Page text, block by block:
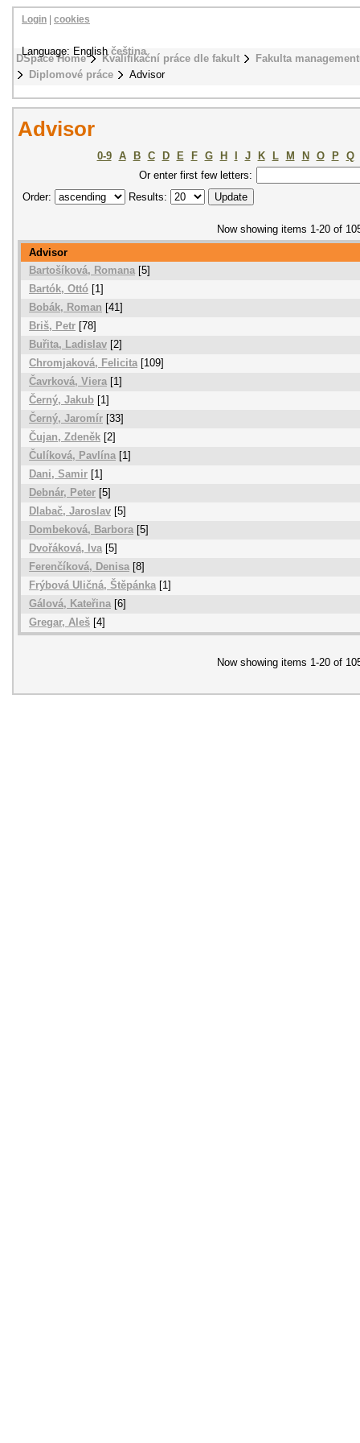
DSpace Home Kvalifikační práce dle fakult
Fakulta
Diplomové práce
Advisor
Login cookies
Language: Englishčeština
Advisor
0-9 A B C D E F G H J K L M N O P
Q
Or enter first few letters:
Order:
Results:
Now showing items 1-20 of
Advisor
Bartošíková, Romana [5]
Bartók, Ottó [1]
Bobák, Roman [41]
Briš, Petr [78]
Buřita, Ladislav [2]
Chromjaková, Felicita[109]
Čavrková, Viera [1]
Černý, Jakub [1]
Černý, Jaromír [33]
Čujan, Zdeněk [2]
Čulíková, Pavlína [1]
Dani, Samir [1]
Debnár, Peter [5]
Dlabač, Jaroslav [5]
Dombeková, Barbora [5]
Dvořáková, Iva[5]
Ferenčíková, Denisa [8]
Frýbová Uličná, Štěpánka[1]
Gálová, Kateřina [6]
Gregar, Aleš [4]
Now showing items 1-20 of